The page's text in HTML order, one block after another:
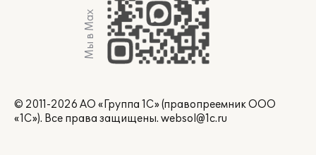
Мы в Max
© 2011-2026 АО «Группа 1С» (правопреемник ООО
«1С»). Все права защищены. websol@1c.ru